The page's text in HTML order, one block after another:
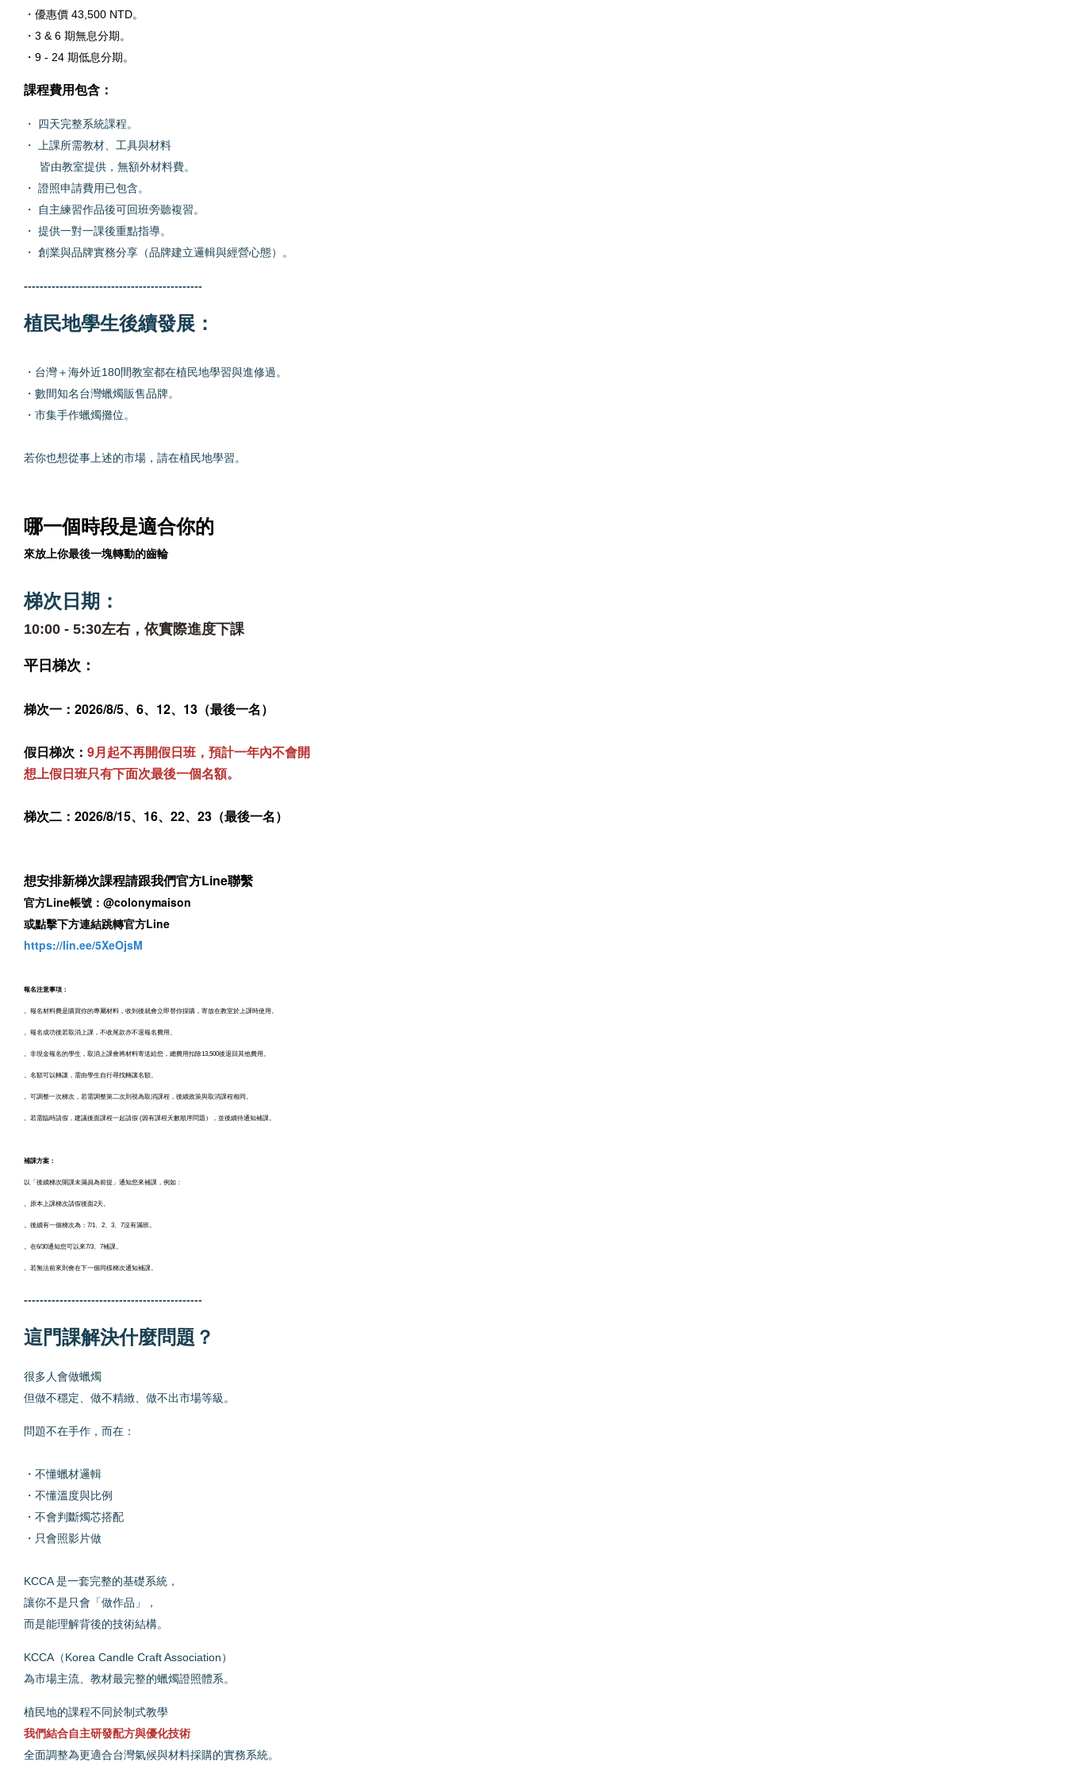
・優惠價 43,500 NTD。
・3 & 6 期無息分期。
・9 - 24 期低息分期。
課程費用包含：
・ 四天完整系統課程。
・ 上課所需教材、工具與材料
皆由教室提供，無額外材料費。
・ 證照申請費用已包含。
・ 自主練習作品後可回班旁聽複習。
・ 提供一對一課後重點指導。
・ 創業與品牌實務分享（品牌建立邏輯與經營心態）。
---------------------------------------------
植民地學生後續發展：
・台灣＋海外近180間教室都在植民地學習與進修過。
・數間知名台灣蠟燭販售品牌。
・市集手作蠟燭攤位。
若你也想從事上述的市場，請在植民地學習。
哪一個時段是適合你的
來放上你最後一塊轉動的齒輪
梯次日期：
10:00 - 5:30左右，依實際進度下課
平日梯次：
梯次一：2026/8/5、6、12、13（最後一名）
假日梯次： 9月起不再開假日班，預計一年內不會開
想上假日班只有下面次最後一個名額。
梯次二：2026/8/15、16、22、23（最後一名）
想安排新梯次課程請跟我們官方Line聯繫
官方Line帳號：@colonymaison
或點擊下方連結跳轉官方Line
https://lin.ee/5XeOjsM
報名注意事項：
。報名材料費是購買你的專屬材料，收到後就會立即替你採購，寄放在教室於上課時使用。
。報名成功後若取消上課，不收尾款亦不退報名費用。
。非現金報名的學生，取消上課會將材料寄送給您，總費用扣除13,500後退回其他費用。
。名額可以轉讓，需由學生自行尋找轉讓名額。
。可調整一次梯次，若需調整第二次則視為取消課程，後續政策與取消課程相同。
。若需臨時請假，建議後面課程一起請假 (因有課程天數順序問題），並後續待通知補課。
補課方案：
以「後續梯次開課未滿員為前提」通知您來補課，例如：
。原本上課梯次請假後面2天。
。後續有一個梯次為：7/1、2、3、7沒有滿班。
。在6/30通知您可以來7/3、7補課。
。若無法前來則會在下一個同樣梯次通知補課。
---------------------------------------------
這門課解決什麼問題？
很多人會做蠟燭
但做不穩定、做不精緻、做不出市場等級。
問題不在手作，而在：
・不懂蠟材邏輯
・不懂溫度與比例
・不會判斷燭芯搭配
・只會照影片做
KCCA 是一套完整的基礎系統，
讓你不是只會「做作品」，
而是能理解背後的技術結構。
KCCA（Korea Candle Craft Association）
為市場主流、教材最完整的蠟燭證照體系。
植民地的課程不同於制式教學
我們結合自主研發配方與優化技術
全面調整為更適合台灣氣候與材料採購的實務系統。